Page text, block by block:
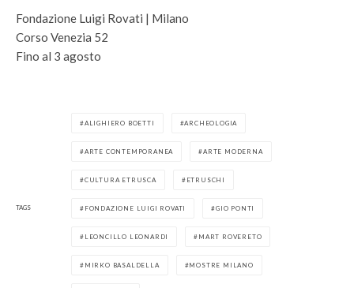
Fondazione Luigi Rovati | Milano
Corso Venezia 52
Fino al 3 agosto
TAGS
ALIGHIERO BOETTI ARCHEOLOGIA
ARTE CONTEMPORANEA ARTE MODERNA
CULTURA ETRUSCA ETRUSCHI
FONDAZIONE LUIGI ROVATI GIO PONTI
LEONCILLO LEONARDI MART ROVERETO
MIRKO BASALDELLA MOSTRE MILANO